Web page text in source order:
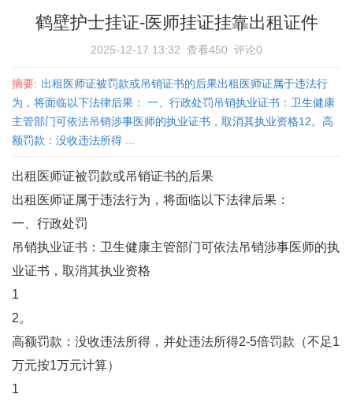
鹤壁护士挂证-医师挂证挂靠出租证件
2025-12-17 13:32 查看450 评论0
摘要: 出租医师证被罚款或吊销证书的后果出租医师证属于违法行
为，将面临以下法律后果： 一、行政处罚‌吊销执业证书‌：卫生健康
主管部门可依法吊销涉事医师的执业证书，取消其执业资格‌12。‌高
额罚款‌：没收违法所得 ...
出租医师证被罚款或吊销证书的后果
出租医师证属于违法行为，将面临以下法律后果：
一、行政处罚
‌吊销执业证书‌：卫生健康主管部门可依法吊销涉事医师的执
业证书，取消其执业资格‌
1
2。
‌高额罚款‌：没收违法所得，并处违法所得2-5倍罚款（不足1
万元按1万元计算）‌
1